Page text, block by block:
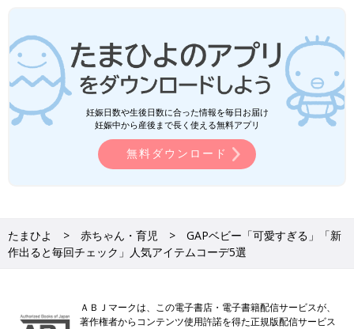
妊娠日数や生後日数に合った情報を毎日お届け
妊娠中から産後まで長く使える無料アプリ
無料ダウンロード
たまひよ 赤ちゃん・育児
GAPベビー「可愛すぎる」「新
作出ると毎回チェック」人気アイテムコーデ5選
ＡＢＪマークは、この電子書店・電子書籍配信サービスが、
著作権者からコンテンツ使用許諾を得た正規版配信サービス